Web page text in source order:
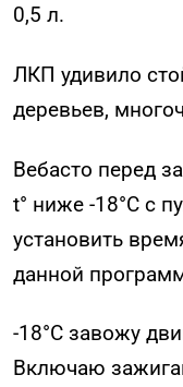
0,5 л.
ЛКП удивило
деревьев,
Вебасто перед
t° ниже -18°С с
установить
данной
-18°С завожу
Включаю